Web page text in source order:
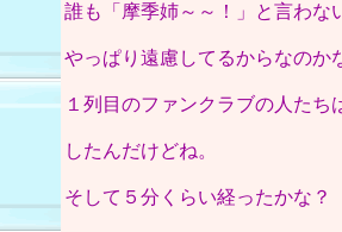
誰も「摩季姉～～！」と言わな
やっぱり遠慮してるからなのか
１列目のファンクラブの人たち
したんだけどね。
そして５分くらい経ったかな？